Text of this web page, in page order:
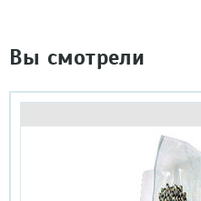
Вы смотрели